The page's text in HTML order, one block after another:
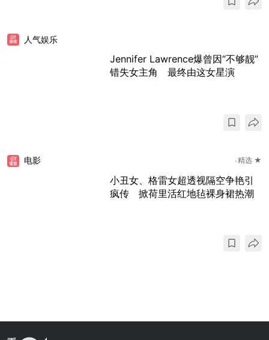
人气娱乐
Jennifer Lawrence爆曾因“不够靓”
错失女主角 最终由这女星演
电影 精选 ★
小丑女、格雷女超透视隔空争艳引
疯传 掀荷里活红地毡裸身裙热潮